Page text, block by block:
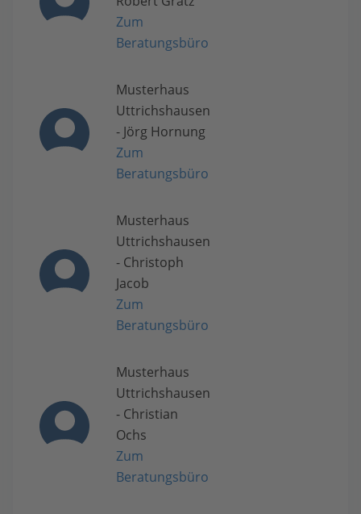
Zum
Beratungsbüro
Musterhaus
Uttrichshausen
- Jörg Hornung
Zum
Beratungsbüro
Musterhaus
Uttrichshausen
- Christoph
Jacob
Zum
Beratungsbüro
Musterhaus
Uttrichshausen
- Christian
Ochs
Zum
Beratungsbüro